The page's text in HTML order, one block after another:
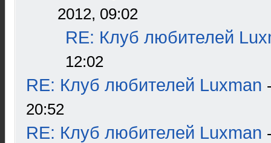
2012, 09:02
RE: Клуб любителей
12:02
RE: Клуб любителей Luxman
20:52
RE: Клуб любителей Luxman